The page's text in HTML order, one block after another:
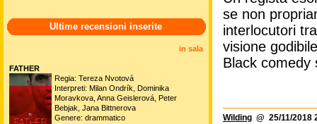
se non
interlocutori
visione
Black comedy
Wilding @ 25/11/2018
Ultime recensioni inserite
in sala
FATHER
Regia: Tereza Nvotová
Interpreti: Milan Ondrík, Dominika
Moravkova, Anna Geislerová, Peter
Bebjak, Jana Bittnerova
Genere: drammatico